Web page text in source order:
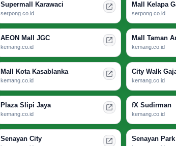
Supermall Karawaci
serpong.co.id
Mall Kelapa
serpong.co.id
AEON Mall JGC
kemang.co.id
Mall Taman
kemang.co.id
Mall Kota Kasablanka
kemang.co.id
City Walk
kemang.co.id
Plaza Slipi Jaya
kemang.co.id
fX Sudirman
kemang.co.id
Senayan City Senayan Park